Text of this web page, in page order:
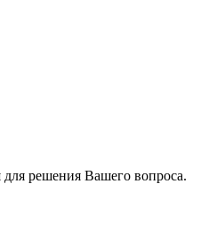
решения Вашего вопроса.